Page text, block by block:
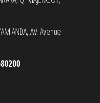
AV. Avenue